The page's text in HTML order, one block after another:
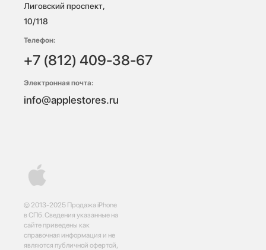
© 2013-2025 Продажа iPhone
в СПб. Сведения указанные на
сайте приведены как
справочная информация и не
являются публичной офертой,
Лиговский проспект,
10/118
Телефон:
+7 (812) 409-38-67
Электронная почта:
info@applestores.ru